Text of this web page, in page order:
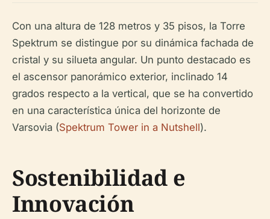
Con una altura de 128 metros y 35 pisos, la Torre
Spektrum se distingue por su dinámica fachada de
cristal y su silueta angular. Un punto destacado es
el ascensor panorámico exterior, inclinado 14
grados respecto a la vertical, que se ha convertido
en una característica única del horizonte de
Varsovia (Spektrum Tower in a Nutshell).
Sostenibilidad e
Innovación